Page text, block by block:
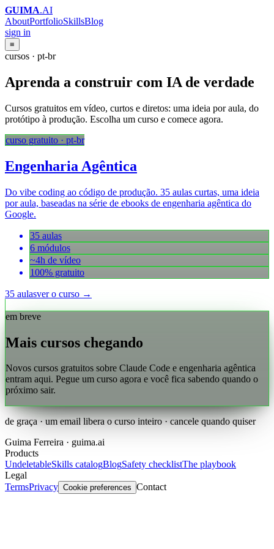
GUIMA.AI
AboutPortfolioSkillsBlog
sign in
≡
cursos · pt-br
Aprenda a construir com IA de verdade
Cursos gratuitos em vídeo, curtos e diretos: uma ideia por aula, do
protótipo à produção. Escolha um curso e comece agora.
curso gratuito · pt-br
Engenharia Agêntica
Do vibe coding ao código de produção. 35 aulas curtas, uma ideia
por aula, baseadas na série de ebooks de engenharia agêntica do
Google.
35 aulas
6 módulos
~4h de vídeo
100% gratuito
35 aulasver o curso →
em breve
Mais cursos chegando
Novos cursos gratuitos sobre Claude Code e engenharia agêntica
entram aqui. Pegue um curso agora e você fica sabendo quando o
próximo sair.
de graça · um email libera o curso inteiro · cancele quando quiser
Guima Ferreira · guima.ai
Products
UndeletableSkills catalogBlogSafety checklistThe playbook
Legal
TermsPrivacy Cookie preferences Contact